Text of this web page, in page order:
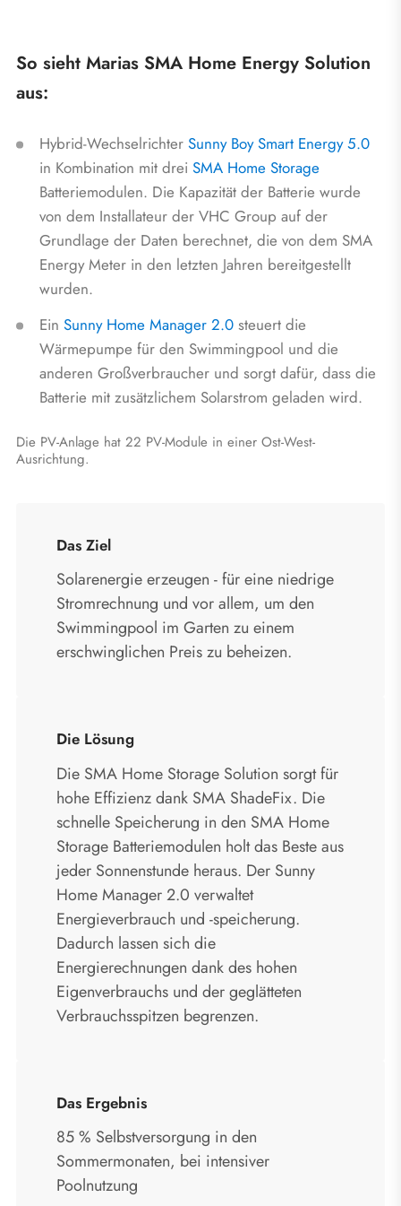
So sieht Marias SMA Home Energy Solution
aus:
Hybrid-Wechselrichter Sunny Boy Smart Energy 5.0
in Kombination mit drei SMA Home Storage
Batteriemodulen. Die Kapazität der Batterie wurde
von dem Installateur der VHC Group auf der
Grundlage der Daten berechnet, die von dem SMA
Energy Meter in den letzten Jahren bereitgestellt
wurden.
Ein Sunny Home Manager 2.0steuert die
Wärmepumpe für den Swimmingpool und die
anderen Großverbraucher und sorgt dafür, dass die
Batterie mit zusätzlichem Solarstrom geladen wird.
Die PV-Anlage hat 22 PV-Module in einer Ost-West-
Ausrichtung.
Das Ziel
Solarenergie erzeugen - für eine niedrige
Stromrechnung und vor allem, um den
Swimmingpool im Garten zu einem
erschwinglichen Preis zu beheizen.
Die Lösung
Die SMA Home Storage Solution sorgt für
hohe Effizienz dank SMA ShadeFix. Die
schnelle Speicherung in den SMA Home
Storage Batteriemodulen holt das Beste aus
jeder Sonnenstunde heraus. Der Sunny
Home Manager 2.0 verwaltet
Energieverbrauch und -speicherung.
Dadurch lassen sich die
Energierechnungen dank des hohen
Eigenverbrauchs und der geglätteten
Verbrauchsspitzen begrenzen.
Das Ergebnis
85 % Selbstversorgung in den
Sommermonaten, bei intensiver
Poolnutzung